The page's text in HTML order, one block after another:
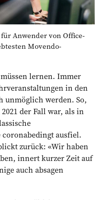
für Anwender von Office-
Movendo-
lernen. Immer
in den
unmöglich werden. So,
der Fall war, als in
ausfiel.
zurück: «Wir haben
innert kurzer Zeit auf
auch absagen